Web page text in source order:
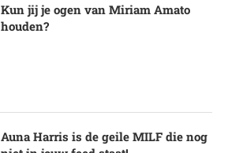
Kun jij je ogen van Miriam Amato
houden?
Auna Harris is de geile MILF die nog